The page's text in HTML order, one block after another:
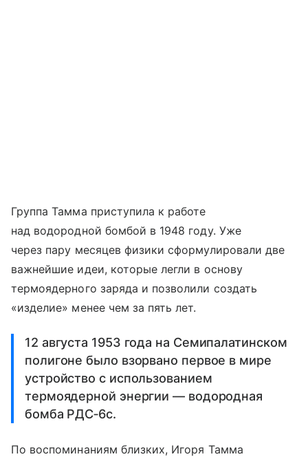
Группа Тамма приступила к работе
над водородной бомбой в 1948 году. Уже
через пару месяцев физики сформулировали две
важнейшие идеи, которые легли в основу
термоядерного заряда и позволили создать
«изделие» менее чем за пять лет.
12 августа 1953 года на Семипалатинском
полигоне было взорвано первое в мире
устройство с использованием
термоядерной энергии — водородная
бомба РДС‑6с.
По воспоминаниям близких, Игоря Тамма